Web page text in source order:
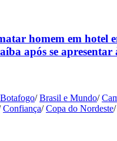
homem em hotel
após se apresentar
Botafogo/ Brasil e Mundo/
Confiança/ Copa do Nordeste/